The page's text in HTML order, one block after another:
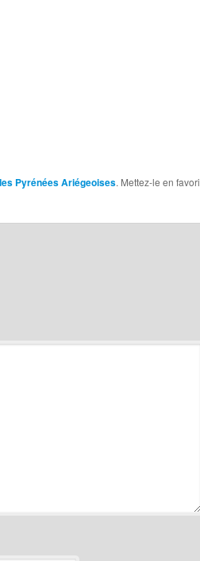
Pyrénées Ariégeoises. Mettez-le en favori